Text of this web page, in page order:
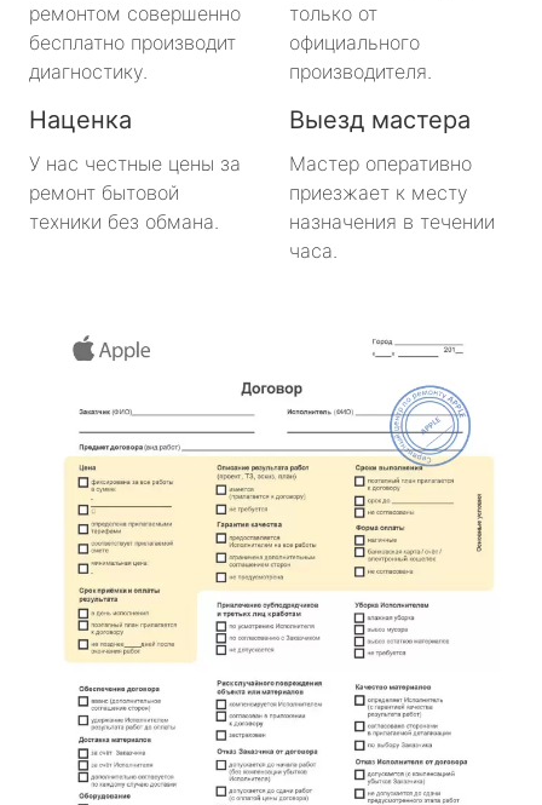
ремонтом совершенно
бесплатно производит
диагностику.
только от
официального
производителя.
Наценка
У нас честные цены за
ремонт бытовой
техники без обмана.
Выезд мастера
Мастер оперативно
приезжает к месту
назначения в течении
часа.